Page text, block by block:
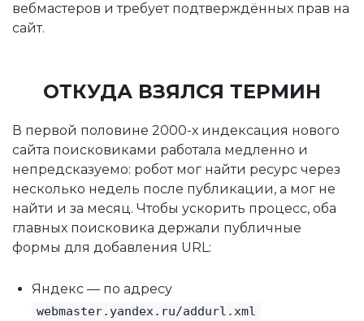
вебмастеров и требует подтверждённых прав на
сайт.
ОТКУДА ВЗЯЛСЯ ТЕРМИН
В первой половине 2000-х индексация нового
сайта поисковиками работала медленно и
непредсказуемо: робот мог найти ресурс через
несколько недель после публикации, а мог не
найти и за месяц. Чтобы ускорить процесс, оба
главных поисковика держали публичные
формы для добавления URL:
Яндекс — по адресу
webmaster.yandex.ru/addurl.xml